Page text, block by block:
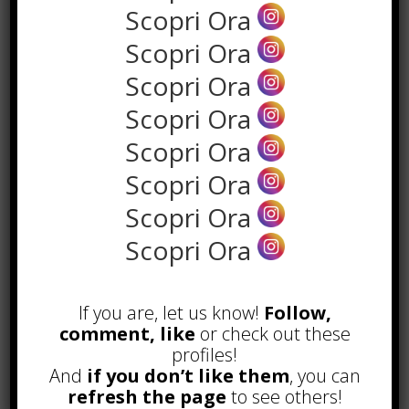
decadere questo nuovo
compromesso.
A questo punto il debitore sarà
obbligato arestituire l’intera
somma dovuta senza alcun tipo di
o trattamento di riservo.
ac
b
o
W
h
at
s
A
p
X T
el
e
gr
a
m
Li
n
k
e
n
a
p
h
l
m
ai
C
o
p
y
Li
C
o
n
di
vi
TAGGED WITH : ESTINZIONE DEBITO
Scopri Ora
Scopri Ora
Scopri Ora
Scopri Ora
Scopri Ora
Scopri Ora
Scopri Ora
Scopri Ora
If you are, let us know! Follow,
comment, like or check out these
profiles!
And if you don’t like them, you can
refresh the page to see others!